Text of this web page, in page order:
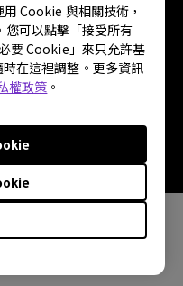
Cookie 與相關技術，
可以點擊「接受所有
要 Cookie」來只允許基
在這裡調整。更多資訊
權政策 。